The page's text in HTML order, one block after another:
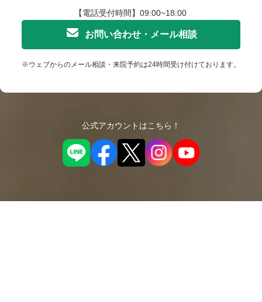
【電話受付時間】09:00~18:00
お問い合わせ・メール相談
※ウェブからのメール相談・来院予約は24時間受け付けております。
公式アカウントはこちら！